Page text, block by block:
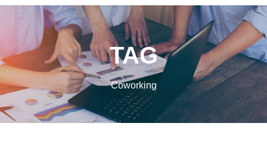
TAG
Coworking